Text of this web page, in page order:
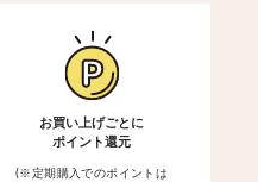
お買い上げごとに
ポイント還元
(※定期購入でのポイントは